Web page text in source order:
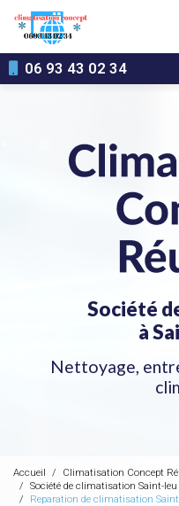
contenu
principal
06 93 43 02 34
Société
à
Nettoyage,
Accueil
Climatisation Concept
Société de climatisation Saint-
Reparation de climatisation